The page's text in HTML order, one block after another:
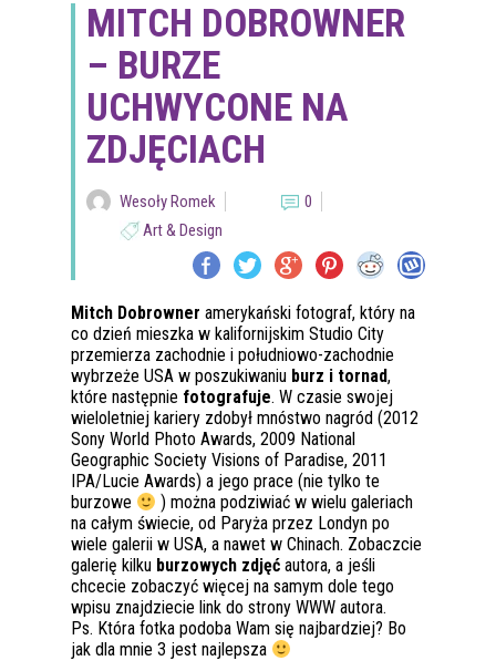
MITCH DOBROWNER
– BURZE
UCHWYCONE NA
ZDJĘCIACH
Wesoły Romek
0
Art & Design
Mitch Dobrowner amerykański fotograf, który na
co dzień mieszka w kalifornijskim Studio City
przemierza zachodnie i południowo-zachodnie
wybrzeże USA w poszukiwaniu burz i tornad,
które następnie fotografuje. W czasie swojej
wieloletniej kariery zdobył mnóstwo nagród (2012
Sony World Photo Awards, 2009 National
Geographic Society Visions of Paradise, 2011
IPA/Lucie Awards) a jego prace (nie tylko te
burzowe
) można podziwiać w wielu galeriach
na całym świecie, od Paryża przez Londyn po
wiele galerii w USA, a nawet w Chinach. Zobaczcie
galerię kilku burzowych zdjęć autora, a jeśli
chcecie zobaczyć więcej na samym dole tego
wpisu znajdziecie link do strony WWW autora.
Ps. Która fotka podoba Wam się najbardziej? Bo
jak dla mnie 3 jest najlepsza